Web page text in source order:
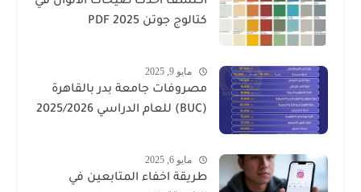
كتالوج جوتن PDF 2025
مايو 9, 2025
مصروفات جامعة بدر بالقاهرة
(BUC) للعام الدراسي 2025/2026
مايو 6, 2025
طريقة اخفاء المتابعين في